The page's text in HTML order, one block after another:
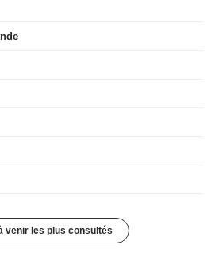
venir les plus consultés